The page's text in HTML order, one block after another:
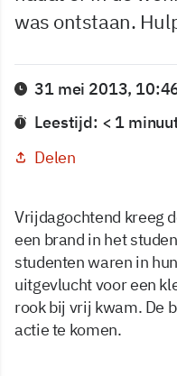
was ontstaan.
31 mei 2013,
Leestijd: < 1
Delen
Vrijdagochtend kreeg
een brand in het
studenten waren in
uitgevlucht voor een
rook bij vrij kwam. De
actie te komen.